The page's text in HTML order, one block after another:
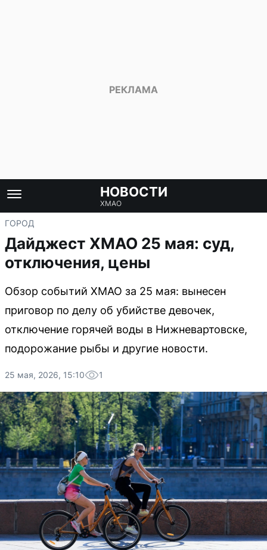
НОВОСТИ
ХМАО
ГОРОД
Дайджест ХМАО 25 мая: суд,
отключения, цены
Обзор событий ХМАО за 25 мая: вынесен
приговор по делу об убийстве девочек,
отключение горячей воды в Нижневартовске,
подорожание рыбы и другие новости.
25 мая, 2026, 15:10 1